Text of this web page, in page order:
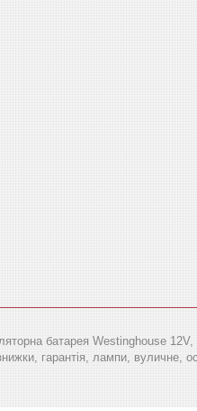
батарея Westinghouse
гарантія, лампи, вуличне,